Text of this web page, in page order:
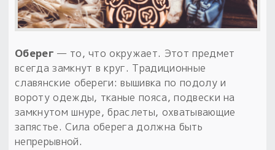
Обрядовые предметы
Готовые заговоры и обряды
Сундучок
Об авторе и издательстве
Наборы для книг
Электронные книги
Гадание он-лайн
Приложение для гадания
30 вариантов раскладов по системе Рез Рода:
Предметы
Магические наборы
Для алтаря
Расходные материалы
С чего начать?
Новые книги
в лавке!
Оберег — то, что окружает. Этот предмет
всегда замкнут в круг. Традиционные
славянские обереги: вышивка по подолу и
вороту одежды, тканые пояса, подвески на
замкнутом шнуре, браслеты, охватывающие
запястье. Сила оберега должна быть
непрерывной.